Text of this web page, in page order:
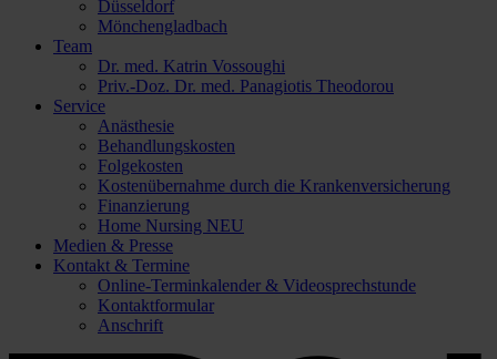
Düsseldorf
Mönchengladbach
Team
Dr. med. Katrin Vossoughi
Priv.-Doz. Dr. med. Panagiotis Theodorou
Service
Anästhesie
Behandlungskosten
Folgekosten
Kostenübernahme durch die Krankenversicherung
Finanzierung
Home Nursing NEU
Medien & Presse
Kontakt & Termine
Online-Terminkalender & Videosprechstunde
Kontaktformular
Anschrift